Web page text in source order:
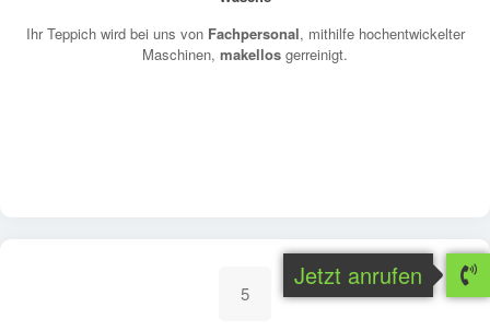
Ihr Teppich wird bei uns von Fachpersonal, mithilfe hochentwickelter
Maschinen, makellos gerreinigt.
5
Jetzt anrufen